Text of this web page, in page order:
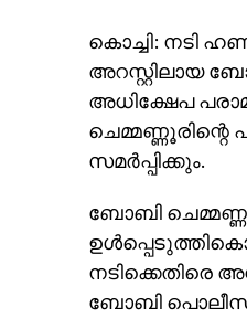
കൊച്ചി: നടി
അറസ്റ്റിലായ
അധിക്ഷേപ
സമര്‍പ്പിക്കും.
ബോബി
നടിക്കെതിരെ
ബോബി